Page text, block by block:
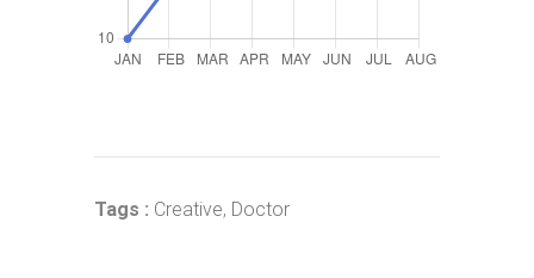
Tags : Creative, Doctor